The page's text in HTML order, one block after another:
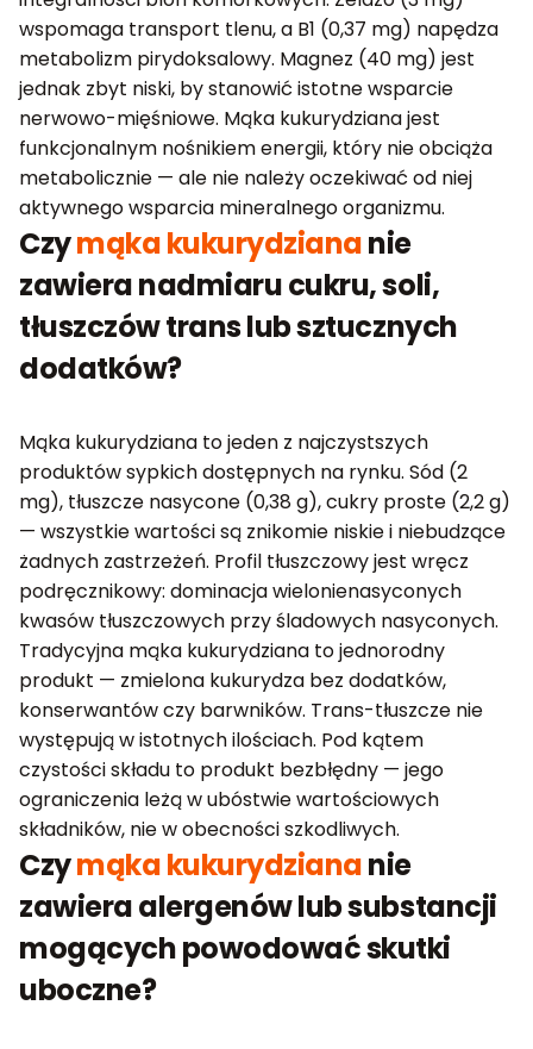
wspomaga transport tlenu, a B1 (0,37 mg) napędza
metabolizm pirydoksalowy. Magnez (40 mg) jest
jednak zbyt niski, by stanowić istotne wsparcie
nerwowo-mięśniowe. Mąka kukurydziana jest
funkcjonalnym nośnikiem energii, który nie obciąża
metabolicznie — ale nie należy oczekiwać od niej
aktywnego wsparcia mineralnego organizmu.
Czymąka kukurydziananie
zawiera nadmiaru cukru, soli,
tłuszczów trans lub sztucznych
dodatków?
Mąka kukurydziana to jeden z najczystszych
produktów sypkich dostępnych na rynku. Sód (2
mg), tłuszcze nasycone (0,38 g), cukry proste (2,2 g)
— wszystkie wartości są znikomie niskie i niebudzące
żadnych zastrzeżeń. Profil tłuszczowy jest wręcz
podręcznikowy: dominacja wielonienasyconych
kwasów tłuszczowych przy śladowych nasyconych.
Tradycyjna mąka kukurydziana to jednorodny
produkt — zmielona kukurydza bez dodatków,
konserwantów czy barwników. Trans-tłuszcze nie
występują w istotnych ilościach. Pod kątem
czystości składu to produkt bezbłędny — jego
ograniczenia leżą w ubóstwie wartościowych
składników, nie w obecności szkodliwych.
Czymąka kukurydziananie
zawiera alergenów lub substancji
mogących powodować skutki
uboczne?